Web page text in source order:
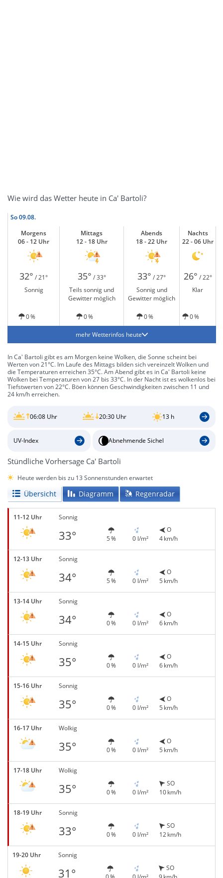
Wie wird das Wetter heute in Ca' Bartoli?
So09.08.
Morgens
06 - 12 Uhr
Mittags
12 - 18 Uhr
Abends
18 - 22 Uhr
Nachts
22 - 06 Uhr
32° / 21° 35° / 33° 33° / 27° 26° / 22°
Sonnig
Teils sonnig und
Gewitter möglich
Sonnig und
Gewitter möglich
Klar
0 % 0 % 0 % 0 %
mehr Wetterinfos heute
In Ca' Bartoli gibt es am Morgen keine Wolken, die Sonne scheint bei
Werten von 21°C. Im Laufe des Mittags bilden sich vereinzelt Wolken und
die Temperaturen erreichen 35°C. Am Abend gibt es in Ca' Bartoli keine
Wolken bei Temperaturen von 27 bis 33°C. In der Nacht ist es wolkenlos bei
Tiefstwerten von 22°C. Böen können Geschwindigkeiten zwischen 11 und
24 km/h erreichen.
06:08 Uhr 20:30 Uhr 13 h
UV-Index Abnehmende Sichel
Stündliche Vorhersage Ca' Bartoli
Heute werden bis zu 13 Sonnenstunden erwartet
Übersicht Diagramm Regenradar
11-12 Uhr Sonnig
33° 5 % 0 l/m²
O
4 km/h
12-13 Uhr Sonnig
34° 5 % 0 l/m²
O
5 km/h
13-14 Uhr Sonnig
34° 0 % 0 l/m²
O
6 km/h
14-15 Uhr Sonnig
35° 0 % 0 l/m²
O
6 km/h
15-16 Uhr Sonnig
35° 0 % 0 l/m²
O
5 km/h
16-17 Uhr Wolkig
35° 0 % 0 l/m²
O
5 km/h
17-18 Uhr Wolkig
35° 0 % 0 l/m²
SO
10 km/h
18-19 Uhr Sonnig
33° 0 % 0 l/m²
SO
12 km/h
19-20 Uhr Sonnig
31°
SO